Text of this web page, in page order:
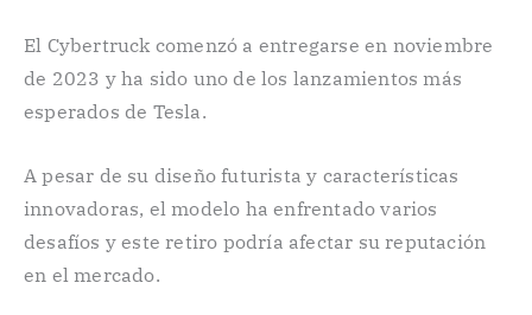
El Cybertruck comenzó a entregarse en noviembre
de 2023 y ha sido uno de los lanzamientos más
esperados de Tesla.
A pesar de su diseño futurista y características
innovadoras, el modelo ha enfrentado varios
desafíos y este retiro podría afectar su reputación
en el mercado.